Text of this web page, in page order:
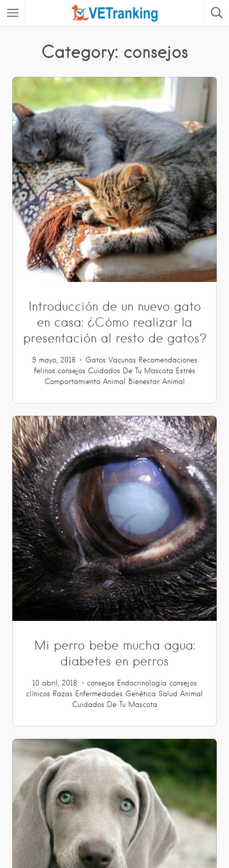
Category: consejos
Introducción de un nuevo gato
en casa: ¿Cómo realizar la
presentación al resto de gatos?
9 mayo, 2018 Gatos Vacunas Recomendaciones
felinos consejos Cuidados De Tu Mascota Estrés
Comportamiento Animal
Bienestar Animal
Mi perro bebe mucha agua:
diabetes en perros
10 abril, 2018 consejos Endocrinología consejos
clínicos Razas Enfermedades Genética Salud Animal
Cuidados De Tu Mascota